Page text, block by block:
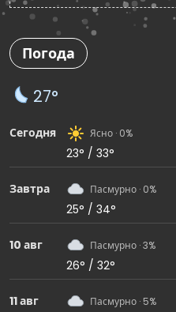
Погода
27°
Сегодня Ясно · 0%
23° / 33°
Завтра Пасмурно · 0%
25° / 34°
10 авг Пасмурно · 3%
26° / 32°
11 авг Пасмурно · 5%